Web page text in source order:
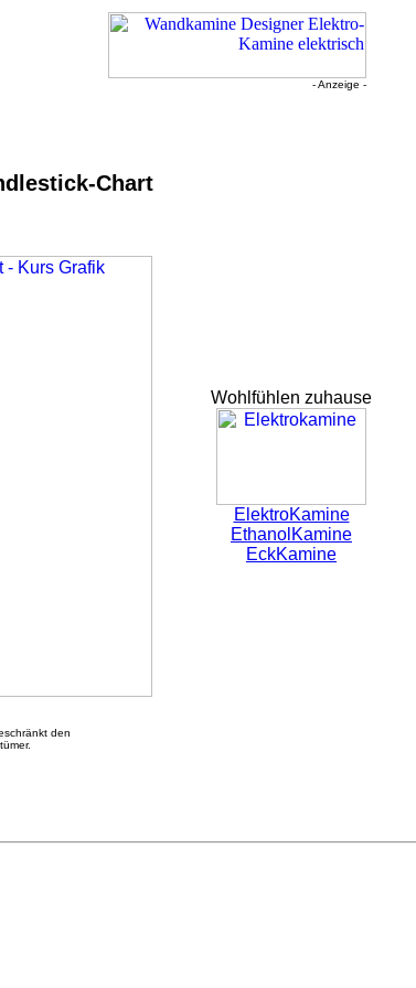
- Anzeige -
Chart
Wohlfühlen zuhause
ElektroKamine
EthanolKamine
EckKamine
den